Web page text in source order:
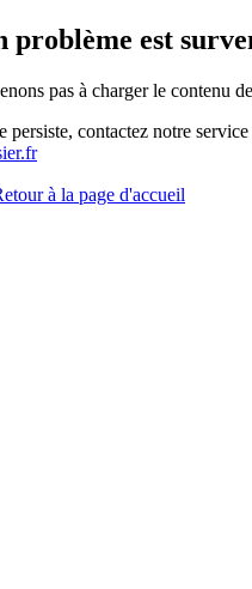
problème est
pas à charger le contenu
persiste, contactez notre
à la page d'accueil